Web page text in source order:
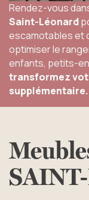
Rendez-vous
Saint-Léonard
escamotables et
optimiser le
enfants, petits-
transformez
supplémentaire.